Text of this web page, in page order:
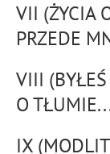
VII (ŻYCIA
PRZEDE
VIII
O
IX